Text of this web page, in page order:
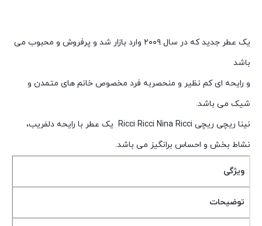
یک عطر جدید که در سال ۲۰۰۹ وارد بازار شد و پرفروش و محبوب می
باشد
و رایحه ای کم نظیر و منحصربه فرد مخصوص خانم های متمدن و
شیک می باشد.
نینا ریچی ریچی Ricci Ricci Nina Ricci یک عطر با رایحه دلفریب،
نشاط بخش و احساس برانگیز می باشد.
ویژگی
توضیحات